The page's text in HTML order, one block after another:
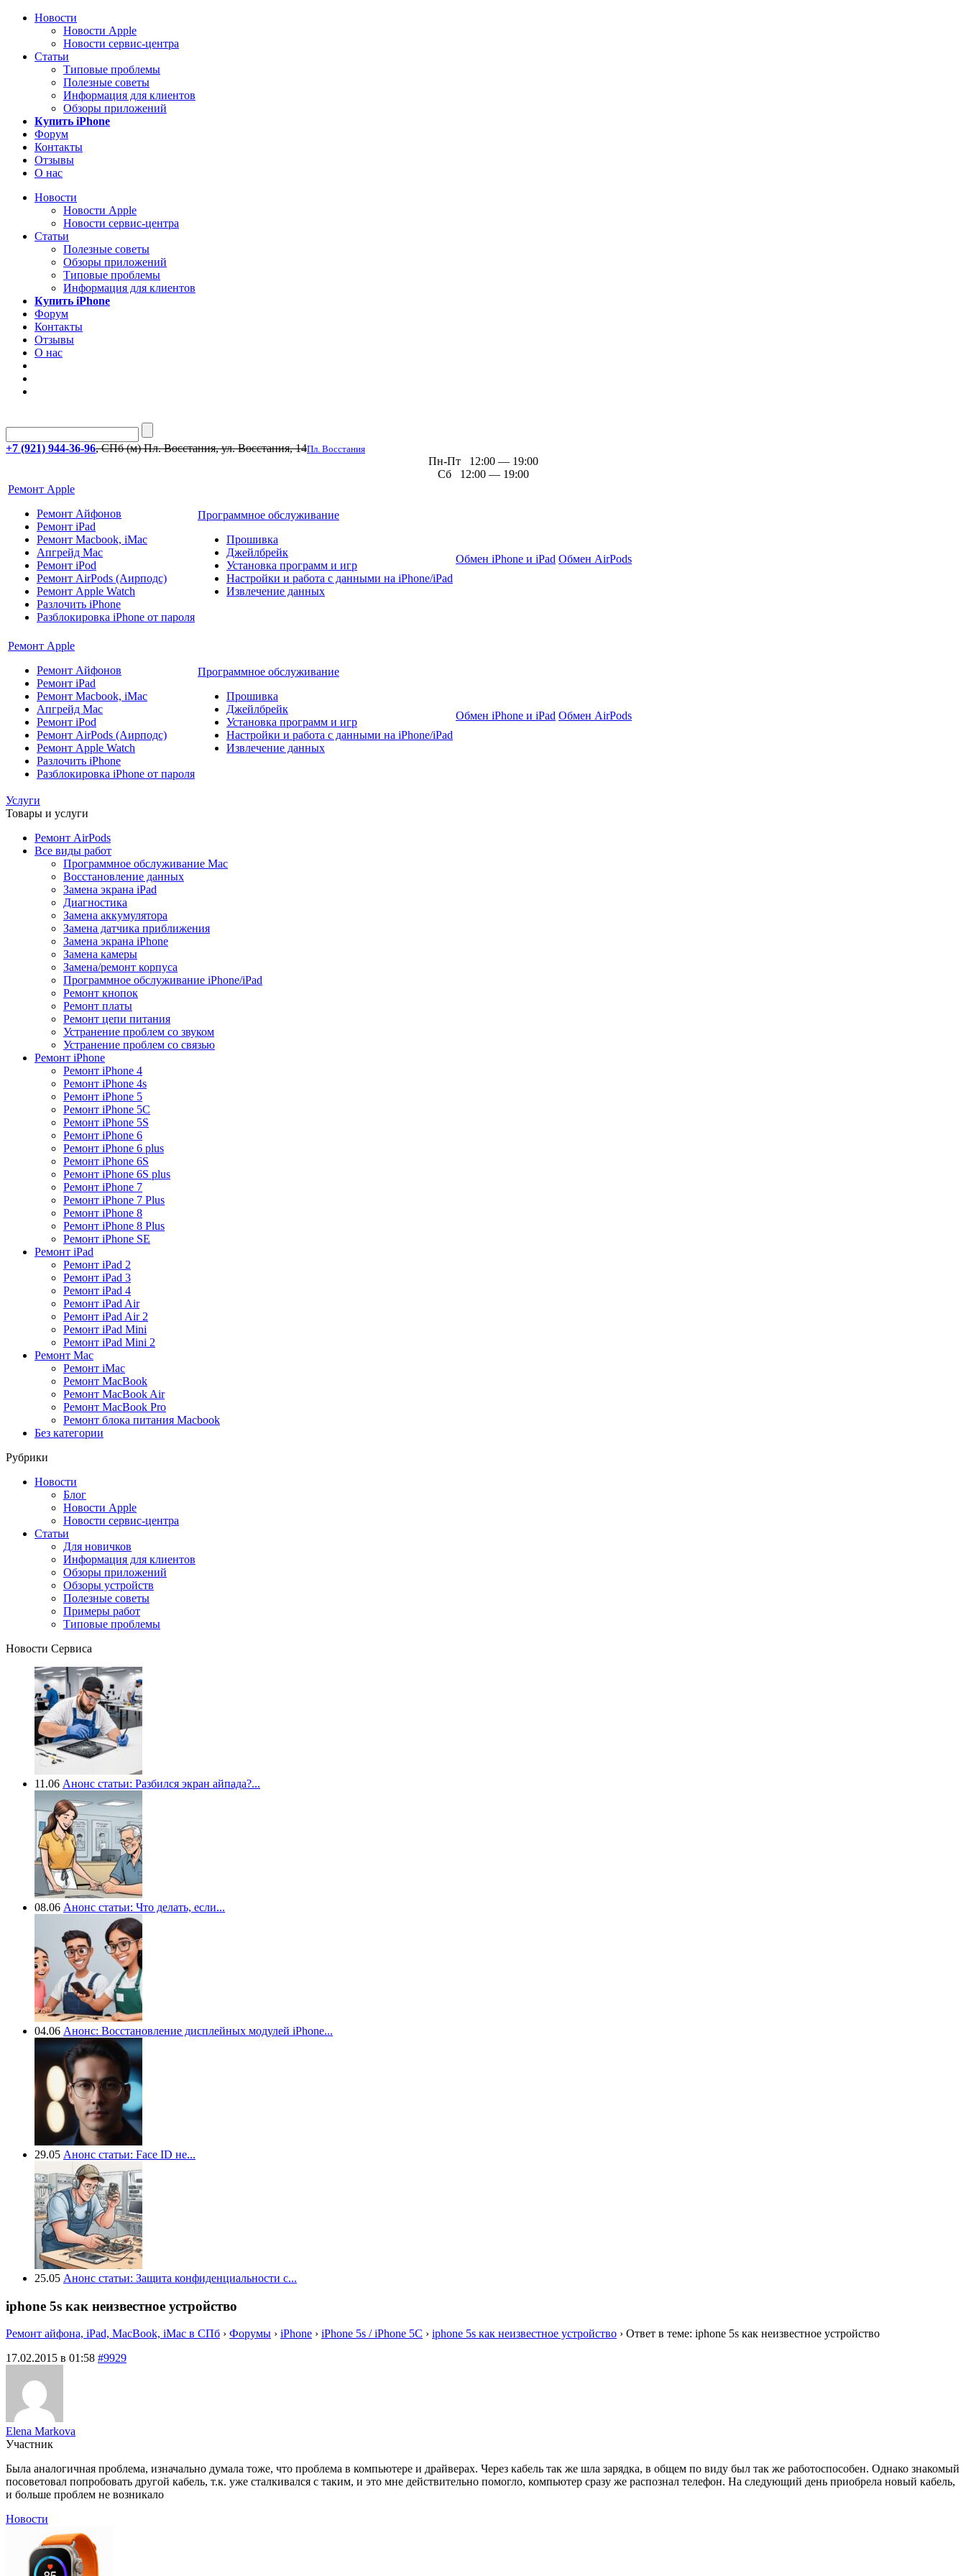
Новости
Новости Apple
Новости сервис-центра
Статьи
Типовые проблемы
Полезные советы
Информация для клиентов
Обзоры приложений
Купить iPhone
Форум
Контакты
Отзывы
О нас
Новости
Новости Apple
Новости сервис-центра
Статьи
Полезные советы
Обзоры приложений
Типовые проблемы
Информация для клиентов
Купить iPhone
Форум
Контакты
Отзывы
О нас
+7 (921) 944-36-96, СПб (м) Пл. Восстания, ул. Восстания, 14Пл. Восстания
Пн-Пт 12:00 — 19:00
Сб 12:00 — 19:00
Ремонт Apple
Ремонт Айфонов
Ремонт iPad
Ремонт Macbook, iMac
Апгрейд Mac
Ремонт iPod
Ремонт AirPods (Аирподс)
Ремонт Apple Watch
Разлочить iPhone
Разблокировка iPhone от пароля
Программное обслуживание
Прошивка
Джейлбрейк
Установка программ и игр
Настройки и работа с данными на iPhone/iPad
Извлечение данных
Обмен iPhone и iPad Обмен AirPods
Ремонт Apple
Ремонт Айфонов
Ремонт iPad
Ремонт Macbook, iMac
Апгрейд Mac
Ремонт iPod
Ремонт AirPods (Аирподс)
Ремонт Apple Watch
Разлочить iPhone
Разблокировка iPhone от пароля
Программное обслуживание
Прошивка
Джейлбрейк
Установка программ и игр
Настройки и работа с данными на iPhone/iPad
Извлечение данных
Обмен iPhone и iPad Обмен AirPods
Услуги
Товары и услуги
Ремонт AirPods
Все виды работ
Программное обслуживание Mac
Восстановление данных
Замена экрана iPad
Диагностика
Замена аккумулятора
Замена датчика приближения
Замена экрана iPhone
Замена камеры
Замена/ремонт корпуса
Программное обслуживание iPhone/iPad
Ремонт кнопок
Ремонт платы
Ремонт цепи питания
Устранение проблем со звуком
Устранение проблем со связью
Ремонт iPhone
Ремонт iPhone 4
Ремонт iPhone 4s
Ремонт iPhone 5
Ремонт iPhone 5C
Ремонт iPhone 5S
Ремонт iPhone 6
Ремонт iPhone 6 plus
Ремонт iPhone 6S
Ремонт iPhone 6S plus
Ремонт iPhone 7
Ремонт iPhone 7 Plus
Ремонт iPhone 8
Ремонт iPhone 8 Plus
Ремонт iPhone SE
Ремонт iPad
Ремонт iPad 2
Ремонт iPad 3
Ремонт iPad 4
Ремонт iPad Air
Ремонт iPad Air 2
Ремонт iPad Mini
Ремонт iPad Mini 2
Ремонт Mac
Ремонт iMac
Ремонт MacBook
Ремонт MacBook Air
Ремонт MacBook Pro
Ремонт блока питания Macbook
Без категории
Рубрики
Новости
Блог
Новости Apple
Новости сервис-центра
Статьи
Для новичков
Информация для клиентов
Обзоры приложений
Обзоры устройств
Полезные советы
Примеры работ
Типовые проблемы
Новости Сервиса
11.06 Анонс статьи: Разбился экран айпада?...
08.06 Анонс статьи: Что делать, если...
04.06 Анонс: Восстановление дисплейных модулей iPhone...
29.05 Анонс статьи: Face ID не...
25.05 Анонс статьи: Защита конфиденциальности с...
iphone 5s как неизвестное устройство
Ремонт айфона, iPad, MacBook, iMac в СПб › Форумы › iPhone › iPhone 5s / iPhone 5C › iphone 5s как неизвестное устройство › Ответ в теме: iphone 5s как неизвестное устройство
17.02.2015 в 01:58 #9929
Elena Markova
Участник
Была аналогичная проблема, изначально думала тоже, что проблема в компьютере и драйверах. Через кабель так же шла зарядка, в общем по виду был так же работоспособен. Однако знакомый
посоветовал попробовать другой кабель, т.к. уже сталкивался с таким, и это мне действительно помогло, компьютер сразу же распознал телефон. На следующий день приобрела новый кабель,
и больше проблем не возникало
Новости